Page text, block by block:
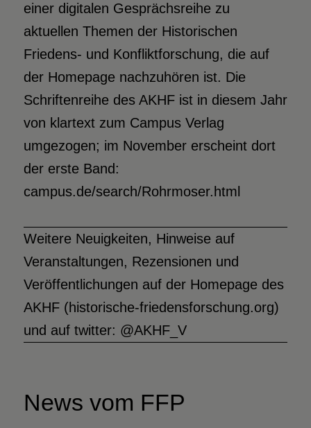
einer digitalen Gesprächsreihe zu
aktuellen Themen der Historischen
Friedens- und Konfliktforschung, die auf
der Homepage nachzuhören ist. Die
Schriftenreihe des AKHF ist in diesem Jahr
von klartext zum Campus Verlag
umgezogen; im November erscheint dort
der erste Band:
campus.de/search/Rohrmoser.html
Weitere Neuigkeiten, Hinweise auf
Veranstaltungen, Rezensionen und
Veröffentlichungen auf der Homepage des
AKHF (historische-friedensforschung.org)
und auf twitter: @AKHF_V
News vom FFP